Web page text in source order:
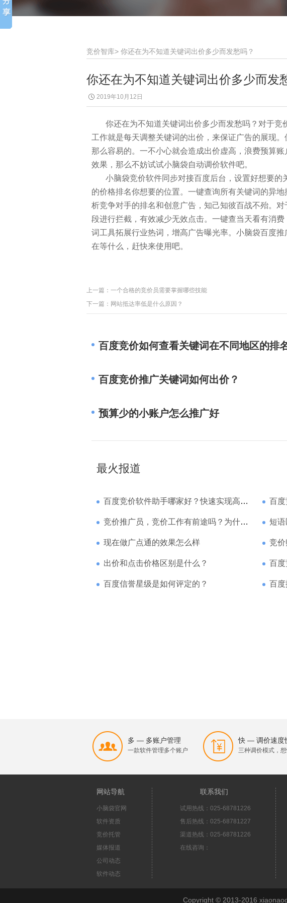
竞价智库> 你还在为不知道关键词出价多少而发愁吗？
你还在为不知道关键词出价多少而发
2019年10月12日
你还在为不知道关键词出价多少而发愁吗？对于竞
工作就是每天调整关键词的出价，来保证广告的展现
那么容易的。一不小心就会造成出价虚高，浪费预算
效果，那么不妨试试小脑袋自动调价软件吧。
小脑袋竞价软件同步对接百度后台，设置好想要的
的价格排名你想要的位置。一键查询所有关键词的异
析竞争对手的排名和创意广告，知己知彼百战不殆。
段进行拦截，有效减少无效点击。一键查当天看有消
词工具拓展行业热词，增高广告曝光率。小脑袋百度
在等什么，赶快来使用吧。
上一篇： 一个合格的竞价员需要掌握哪些技能
下一篇： 网站抵达率低是什么原因？
百度竞价如何查看关键词在不同地区的排
百度竞价推广关键词如何出价？
预算少的小账户怎么推广好
最火报道
百度竞价软件助手哪家好？快速实现高回报哪家强？ 百度
竞价推广员，竞价工作有前途吗？为什么待遇那么高 短语
现在做广点通的效果怎么样 竞价
出价和点击价格区别是什么？ 百度
百度信誉星级是如何评定的？ 百度
多 — 多账户管理
一款软件管理多个账户
快 — 调价速度
三种调价模式，
网站导航
小脑袋官网
软件资质
竞价托管
媒体报道
公司动态
软件动态
联系我们
试用热线：025-68781226
售后热线：025-68781227
渠道热线：025-68781226
在线咨询：
Copyright © 2013-2016